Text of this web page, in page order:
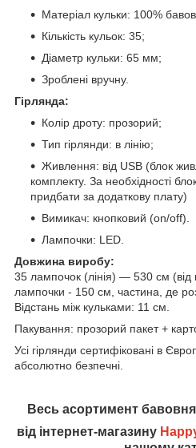
Матеріал кульки: 100%
Кількість кульок: 35;
Діаметр кульки: 65 мм;
Зроблені вручну.
Гірлянда:
Колір дроту: прозорий;
Тип гірлянди: в лінію;
Живлення: від USB (блок
комплекту. За необхідності
придбати за додаткову плату)
Вимикач: кнопковий (on/off).
Лампочки: LED.
Довжина виробу:
35 лампочок (лінія) — 530 см (від
лампочки - 150 см, частина, де
Відстань між кульками: 11 см.
Пакування: прозорий пакет +
Усі гірлянди сертифіковані в
абсолютно безпечні.
Весь асортимент
від інтернет-магазину